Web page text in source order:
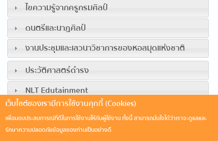
ไขความรู้จากครูกรมศิลป์
ดนตรีและนาฏศิลป์
งานประชุมและเสวนาวิชาการของหอสมุดแห่งชาติ
ประวัติศาสตร์ดำรง
NLT Edutainment
เว็บไซต์ของเรามีการใช้งานคุกกี้ (Cookies)
เพื่อมอบประสบการณ์ที่ดีในการใช้งานให้กับผู้ใช้งาน ทั้งนี้ สามารถมั่นใจได้ว่าเราจะดูแลและ
รักษาความปลอดภัยข้อมูลของท่านเป็นอย่างดี